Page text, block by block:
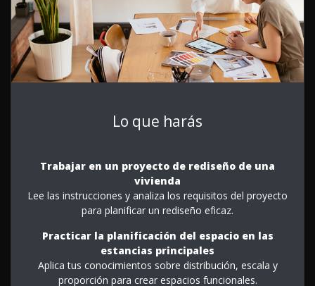
Lo que harás
Trabajar en un proyecto de rediseño de una
vivienda
Lee las instrucciones y analiza los requisitos del proyecto
para planificar un rediseño eficaz.
Practicar la planificación del espacio en las
estancias principales
Aplica tus conocimientos sobre distribución, escala y
proporción para crear espacios funcionales.